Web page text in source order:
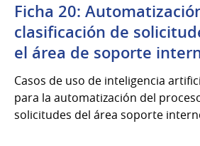
Ficha 20:
clasificación de
el área de soporte
Casos de uso de inteligencia
para la automatización del
solicitudes del área soporte